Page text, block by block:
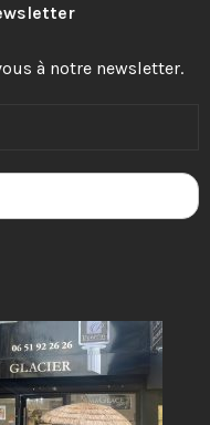
à notre newsletter.